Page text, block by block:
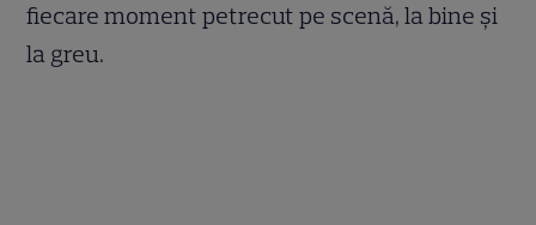
fiecare moment petrecut pe scenă, la bine și
la greu.